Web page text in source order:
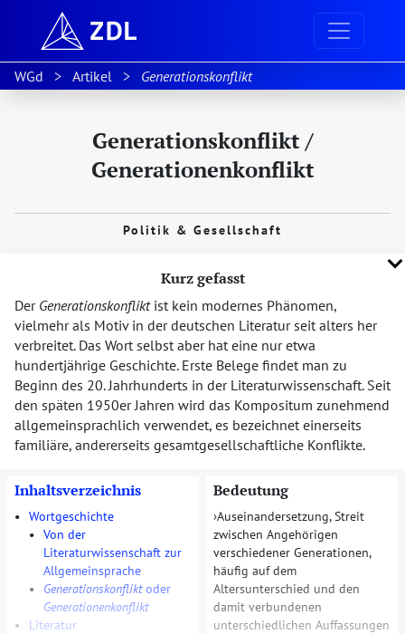
WGd Artikel Generationskonflikt
Generationskonflikt /
Generationenkonflikt
Politik & Gesellschaft
Kurz gefasst
Der Generationskonfliktist kein modernes Phänomen,
vielmehr als Motiv in der deutschen Literatur seit alters her
verbreitet. Das Wort selbst aber hat eine nur etwa
hundertjährige Geschichte. Erste Belege findet man zu
Beginn des 20. Jahrhunderts in der Literaturwissenschaft. Seit
den späten 1950er Jahren wird das Kompositum zunehmend
allgemeinsprachlich verwendet, es bezeichnet einerseits
familiäre, andererseits gesamtgesellschaftliche Konflikte.
Inhaltsverzeichnis
• Wortgeschichte
• Von der
Literaturwissenschaft zur
Allgemeinsprache
•
Generationskonfliktoder
Generationenkonflikt
•
Literatur
Bedeutung
Auseinandersetzung, Streit
zwischen Angehörigen
verschiedener Generationen,
häufig auf dem
Altersunterschied und den
damit verbundenen
unterschiedlichen Auffassungen